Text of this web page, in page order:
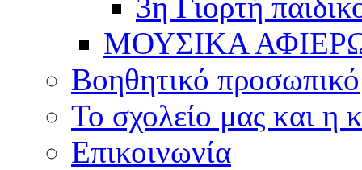
ΜΟΥΣΙΚΑ
Βοηθητικό προσωπικό
Το σχολείο μας και η
Επικοινωνία